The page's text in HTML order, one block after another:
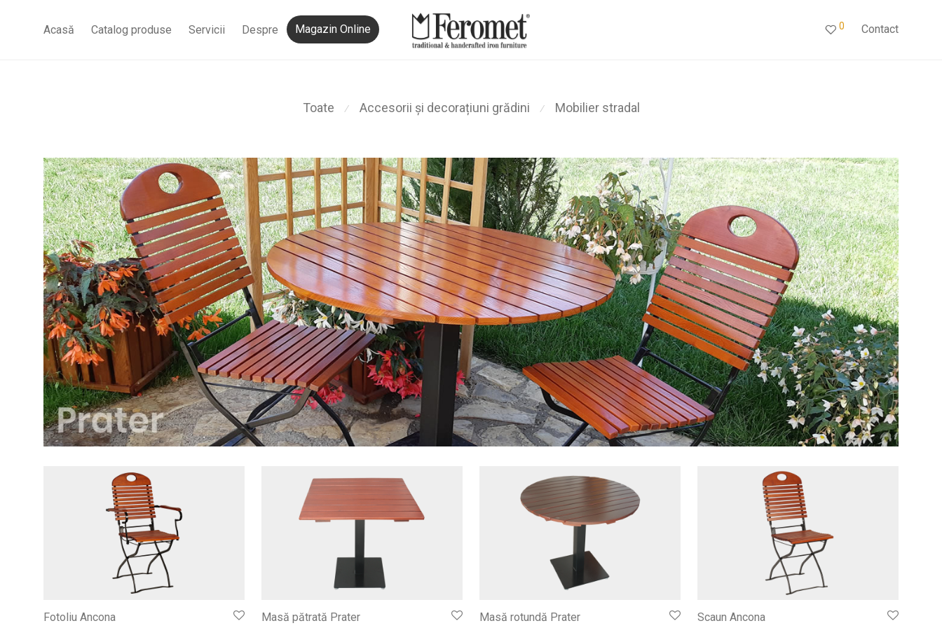
Acasă Catalog produse Servicii Despre Magazin Online 0 Contact
Toate ⁄ Accesorii și decorațiuni grădini ⁄ Mobilier stradal
Fotoliu Ancona Masă pătrată Prater Masă rotundă Prater Scaun Ancona